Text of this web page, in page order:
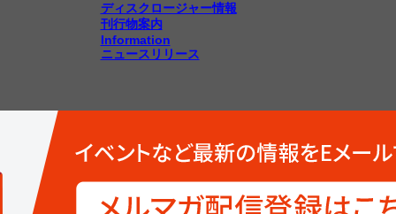
ディスクロージャー情報
刊行物案内
Information
ニュースリリース